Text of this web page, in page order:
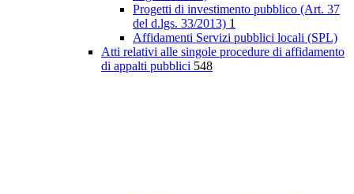
Progetti di investimento pubblico (Art. 37
del d.lgs. 33/2013) 1
Affidamenti Servizi pubblici locali (SPL)
Atti relativi alle singole procedure di affidamento
di appalti pubblici 548